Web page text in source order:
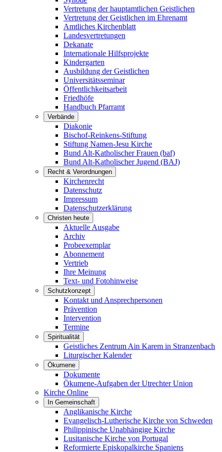
Vertretung der hauptamtlichen Geistlichen
Vertretung der Geistlichen im Ehrenamt
Amtliches Kirchenblatt
Landesvertretungen
Dekanate
Internationale Hilfsprojekte
Kindergarten
Ausbildung der Geistlichen
Universitätsseminar
Öffentlichkeitsarbeit
Friedhöfe
Handbuch Pfarramt
Verbände
Diakonie
Bischof-Reinkens-Stiftung
Stiftung Namen-Jesu Kirche
Bund Alt-Katholischer Frauen (baf)
Bund Alt-Katholischer Jugend (BAJ)
Recht & Verordnungen
Kirchenrecht
Datenschutz
Impressum
Datenschutzerklärung
Christen heute
Aktuelle Ausgabe
Archiv
Probeexemplar
Abonnement
Vertrieb
Ihre Meinung
Text- und Fotohinweise
Schutzkonzept
Kontakt und Ansprechpersonen
Prävention
Intervention
Termine
Spiritualität
Geistliches Zentrum Ain Karem in Stranzenbach
Liturgischer Kalender
Ökumene
Dokumente
Ökumene-Aufgaben der Utrechter Union
Kirche Online
In Gemeinschaft
Anglikanische Kirche
Evangelisch-Lutherische Kirche von Schweden
Philippinische Unabhängige Kirche
Lusitanische Kirche von Portugal
Reformierte Episkopalkirche Spaniens